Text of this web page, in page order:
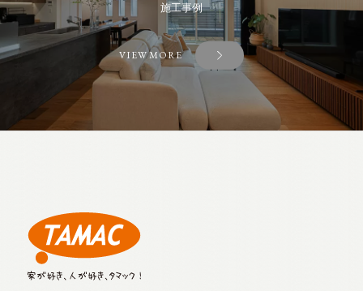
施工事例
VIEW MORE